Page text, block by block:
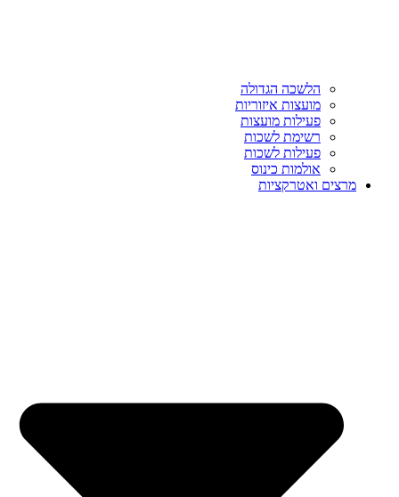
הלשכה הגדולה
מועצות איזוריות
פעילות מועצות
רשימת לשכות
פעילות לשכות
אולמות כינוס
מרצים ואטרקציות